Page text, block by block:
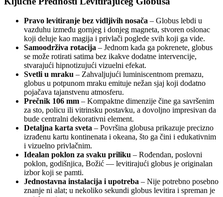
Pravo levitiranje bez vidljivih nosača – Globus lebdi u
vazduhu između gornjeg i donjeg magneta, stvoren oslonac
koji deluje kao magija i privlači poglede svih koji ga vide.
Samoodrživa rotacija – Jednom kada ga pokrenete, globus
se može rotirati satima bez ikakve dodatne intervencije,
stvarajući hipnotizujući vizuelni efekat.
Svetli u mraku – Zahvaljujući luminiscentnom premazu,
globus u potpunom mraku emituje nežan sjaj koji dodatno
pojačava tajanstvenu atmosferu.
Prečnik 106 mm – Kompaktne dimenzije čine ga savršenim
za sto, policu ili vitrinsku postavku, a dovoljno impresivan da
bude centralni dekorativni element.
Detaljna karta sveta – Površina globusa prikazuje precizno
izrađenu kartu kontinenata i okeana, što ga čini i edukativnim
i vizuelno privlačnim.
Idealan poklon za svaku priliku – Rođendan, poslovni
poklon, godišnjica, Božić — levitirajući globus je originalan
izbor koji se pamti.
Jednostavna instalacija i upotreba – Nije potrebno posebno
znanje ni alat; u nekoliko sekundi globus levitira i spreman je